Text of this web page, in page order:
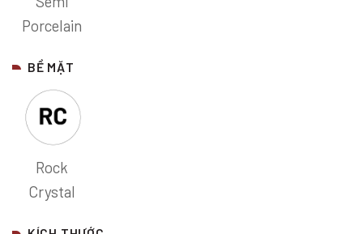
Porcelain
BỀ MẶT
Rock
Crystal